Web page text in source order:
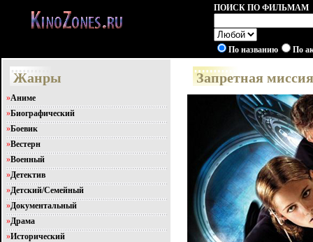
ПОИСК ПО ФИЛЬМАМ
По названию По
Жанры
»Аниме
»Биографический
»Боевик
»Вестерн
»Военный
»Детектив
»Детский/Семейный
»Документальный
»Драма
»Исторический
Запретная